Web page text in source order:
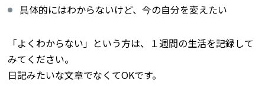
具体的にはわからないけど、今の自分を変えたい
「よくわからない」という方は、１週間の生活を記録して
みてください。
日記みたいな文章でなくてOKです。